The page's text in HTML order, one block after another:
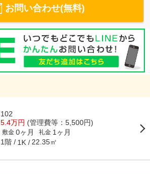
お問い合わせ(無料)
102
5.4万円 (管理費等：5,500円)
敷金 0ヶ月 礼金 1ヶ月
1階 1K 22.35㎡